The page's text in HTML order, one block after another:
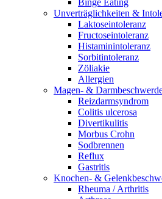
Binge Eating
Unverträglichkeiten &
Laktoseintoleranz
Fructoseintoleranz
Histaminintoleranz
Sorbitintoleranz
Zöliakie
Allergien
Magen- &
Reizdarmsyndrom
Colitis ulcerosa
Divertikulitis
Morbus Crohn
Sodbrennen
Reflux
Gastritis
Knochen- &
Rheuma / Arthritis